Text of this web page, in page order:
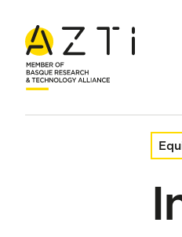
Inicio Equipamientos e